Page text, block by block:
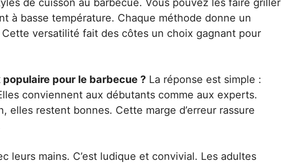
de cuisson au barbecue. Vous pouvez les faire griller
à basse température. Chaque méthode donne un
versatilité fait des côtes un choix gagnant pour
pour le barbecue ? La réponse est simple :
conviennent aux débutants comme aux experts.
elles restent bonnes. Cette marge d’erreur rassure
leurs mains. C’est ludique et convivial. Les adultes